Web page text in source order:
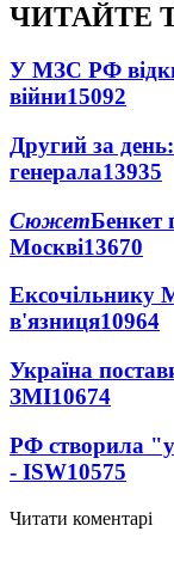
ЧИТАЙТЕ
У МЗС РФ
війни15092
Другий за
генерала13935
СюжетБенкет
Москві13670
Ексочільнику
в'язниця10964
Україна
ЗМІ10674
РФ створила
- ISW10575
Читати коментарі